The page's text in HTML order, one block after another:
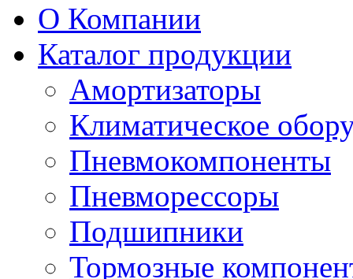
О Компании
Каталог продукции
Амортизаторы
Климатическое
Пневмокомпоненты
Пневморессоры
Подшипники
Тормозные